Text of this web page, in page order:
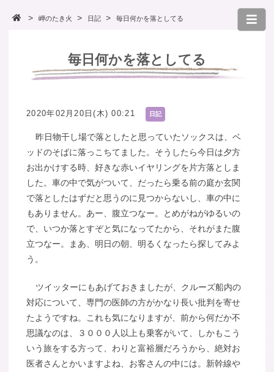
岬のたき火 日記 毎日何かを落としてる
毎日何かを落としてる
2020年02月20日(木) 00:21 日記
昨日物干し場で落としたと思っていたソックスは、ベ
ッドのそばに落っこちてました。そうしたら今日は夕方
お出かけする時、好きな赤いイヤリングを片方落としま
した。車の中で気がついて、だったら乗る前の庭か玄関
で落としたはずだと思うのに見つからないし、車の中に
もありません。あー、腹立つなー。とめがねがゆるいの
で、いつか落とすぞと気になってたから、それがまた腹
立つなー。まあ、明日の朝、明るくなったら探してみよ
う。
ツイッターにもあげておきましたが、クルーズ船内の
対応について、専門の医師の方がかなり長い批判を寄せ
たようですね。これも気になりますが、前から何だか不
思議なのは、３０００人以上も乗客がいて、しかもこう
いう旅をする方って、わりと富裕層だろうから、絶対お
医者さんとかいますよね、お客さんの中には。新幹線や